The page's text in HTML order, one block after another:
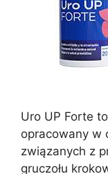
Uro UP Forte
opracowany w
związanych z
gruczołu